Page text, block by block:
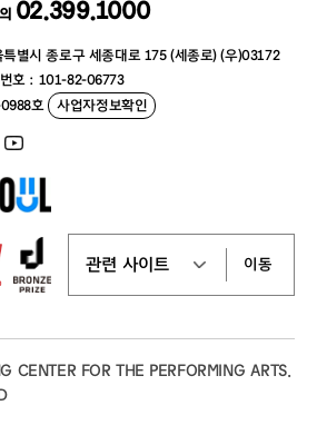
별시 종로구 세종대로 175 (세종로) (우)03172
호 : 101-82-06773
0988호 사업자정보확인
02.399.1000
이동
CENTER FOR THE PERFORMING ARTS.